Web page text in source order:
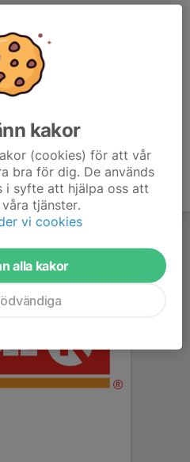
kakor
(cookies) för att vår
bra för dig. De används
i syfte att hjälpa oss att
tjänster.
vi cookies
alla kakor